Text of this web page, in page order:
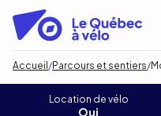
contenu
principal
Fil
d'Ariane
Accueil Parcours et sentiers
Mont Sainte-
Location de vélo
Oui